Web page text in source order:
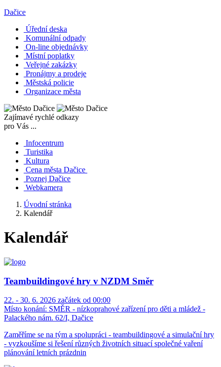
Dačice
Úřední deska
Komunální odpady
On-line objednávky
Místní poplatky
Veřejné zakázky
Pronájmy a prodeje
Městská policie
Organizace města
Zajímavé rychlé odkazy
pro Vás ...
Infocentrum
Turistika
Kultura
Cena města Dačice
Poznej Dačice
Webkamera
Úvodní stránka
Kalendář
Kalendář
Teambuildingové hry v NZDM Směr
22. - 30. 6. 2026 začátek od 00:00
Místo konání: SMĚR - nízkoprahové zařízení pro děti a mládež -
Palackého nám. 62/I, Dačice
Zaměříme se na tým a spolupráci - teambuildingové a simulační hry
- vyzkoušíme si řešení různých životních situací společné vaření
plánování letních prázdnin